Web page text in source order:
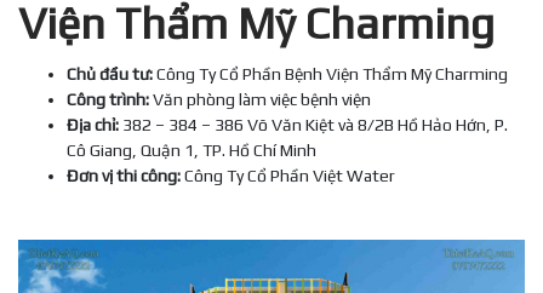
Viện Thẩm Mỹ Charming
Chủ đầu tư:Công Ty Cổ Phần Bệnh Viện Thẩm Mỹ Charming
Công trình:Văn phòng làm việc bệnh viện
Địa chỉ: 382 – 384 – 386 Võ Văn Kiệt và 8/2B Hồ Hảo Hớn, P.
Cô Giang, Quận 1, TP. Hồ Chí Minh
Đơn vị thi công:Công Ty Cổ Phần Việt Water